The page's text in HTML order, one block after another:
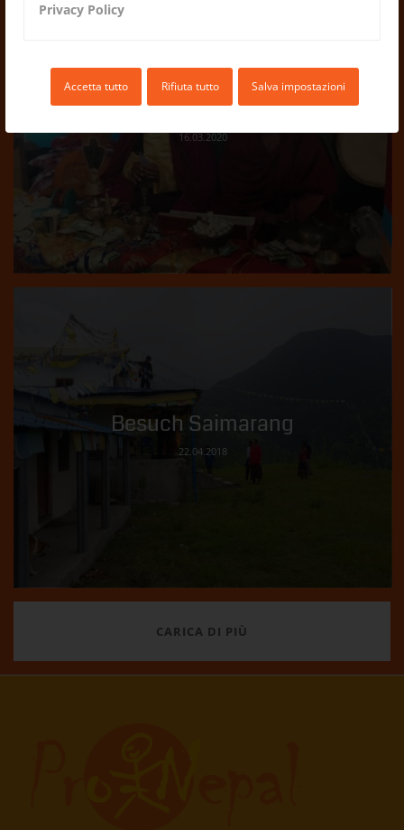
Privacy Policy
Accetta tutto Rifiuta tutto Salva impostazioni
Puja Gompa Saimarang
16.03.2020